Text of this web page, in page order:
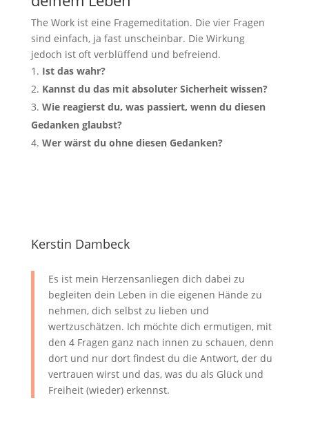
The Work ist eine Fragemeditation. Die vier Fragen
sind einfach, ja fast unscheinbar. Die Wirkung
jedoch ist oft verblüffend und befreiend.
Ist das wahr?
Kannst du das mit absoluter Sicherheit wissen?
Wie reagierst du, was passiert, wenn du diesen
Gedanken glaubst?
Wer wärst du ohne diesen Gedanken?
Kerstin Dambeck
Es ist mein Herzensanliegen dich dabei zu
begleiten dein Leben in die eigenen Hände zu
nehmen, dich selbst zu lieben und
wertzuschätzen. Ich möchte dich ermutigen, mit
den 4 Fragen ganz nach innen zu schauen, denn
dort und nur dort findest du die Antwort, der du
vertrauen wirst und das, was du als Glück und
Freiheit (wieder) erkennst.